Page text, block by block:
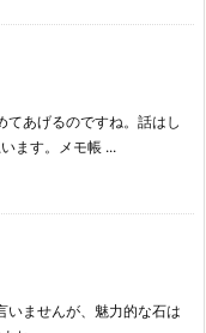
てあげるのですね。話はし
ます。メモ帳 ...
いませんが、魅力的な石は